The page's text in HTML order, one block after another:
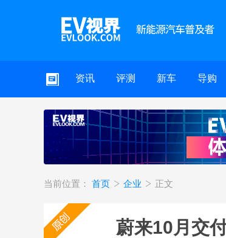
资讯 评测 新车 导购
当前位置： 首页 企业 正文
蔚来10月交